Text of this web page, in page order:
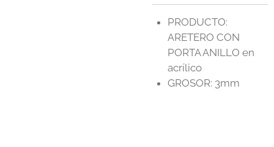
PRODUCTO:
ARETERO CON
PORTA ANILLO en
acrílico
GROSOR: 3mm